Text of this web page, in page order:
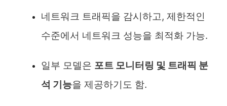
네트워크 트래픽을 감시하고, 제한적인
수준에서 네트워크 성능을 최적화 가능.
일부 모델은 포트 모니터링 및 트래픽 분
석 기능을 제공하기도 함.